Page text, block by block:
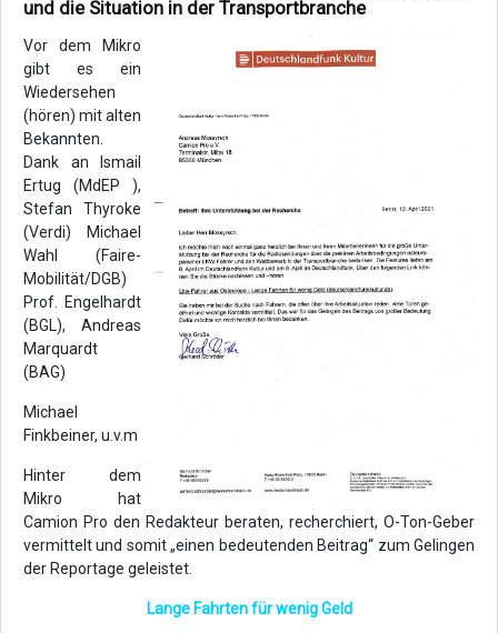
und die Situation in der Transportbranche
Vor dem Mikro
gibt es ein
Wiedersehen
(hören) mit alten
Bekannten.
Dank an Ismail
Ertug (MdEP ),
Stefan Thyroke
(Verdi) Michael
Wahl (Faire-
Mobilität/DGB)
Prof. Engelhardt
(BGL), Andreas
Marquardt
(BAG)
Michael
Finkbeiner, u.v.m
Hinter dem
Mikro hat
Camion Pro den Redakteur beraten, recherchiert, O-Ton-Geber
vermittelt und somit „einen bedeutenden Beitrag“ zum Gelingen
der Reportage geleistet.
Lange Fahrten für wenig Geld